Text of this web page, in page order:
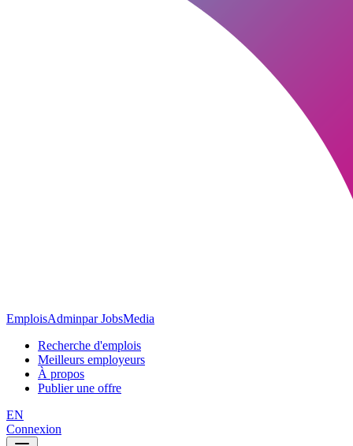
EmploisAdminpar JobsMedia
Recherche d'emplois
Meilleurs employeurs
À propos
Publier une offre
EN
Connexion